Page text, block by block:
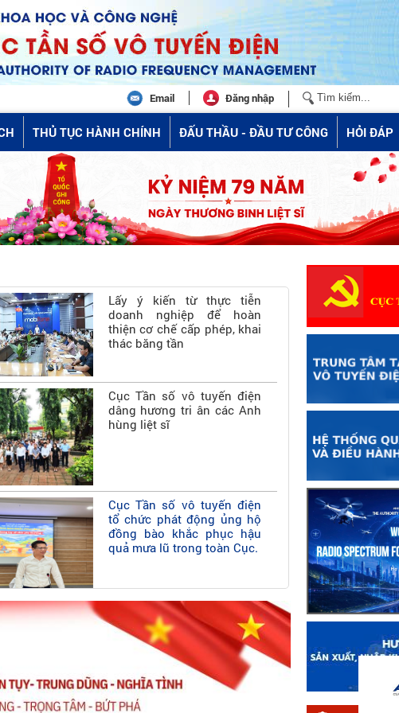
Email Đăng nhập
THỦ TỤC HÀNH CHÍNH ĐẤU THẦU - ĐẦU TƯ CÔNG HỎI ĐÁP
Lấy ý kiến từ thực tiễn
doanh nghiệp để hoàn
thiện cơ chế cấp phép, khai
thác băng tần
Cục Tần số vô tuyến điện
dâng hương tri ân các Anh
hùng liệt sĩ
Cục Tần số vô tuyến điện
tổ chức phát động ủng hộ
đồng bào khắc phục hậu
quả mưa lũ trong toàn Cục.
Phương án tổ chức đấu giá
quyền sử dụng tần số vô
tuyến điện đối với băng tần
900-915 MHz và 945-960
MHz